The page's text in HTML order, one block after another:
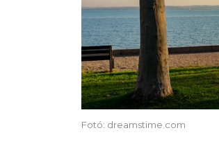
Fotó: dreamstime.com